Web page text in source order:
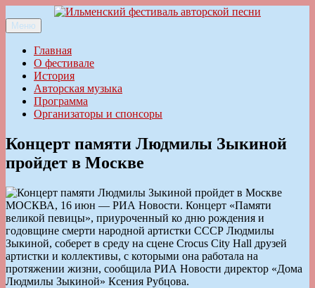
к
содержимому
Ильменский фестиваль авторской песни
Меню
Главная
О фестивале
История
Авторская музыка
Программа
Организаторы и спонсоры
Концерт памяти Людмилы Зыкиной
пройдет в Москве
МОСКВА, 16 июн — РИА Новости. Концерт «Памяти
великой певицы», приуроченный ко дню рождения и
годовщине смерти народной артистки СССР Людмилы
Зыкиной, соберет в среду на сцене Crocus City Hall друзей
артистки и коллективы, с которыми она работала на
протяжении жизни, сообщила РИА Новости директор «Дома
Людмилы Зыкиной» Ксения Рубцова.